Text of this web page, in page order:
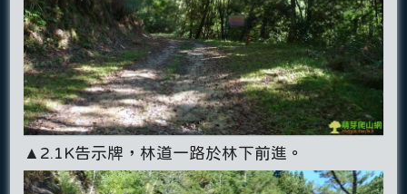
▲2.1K告示牌，林道一路於林下前進。